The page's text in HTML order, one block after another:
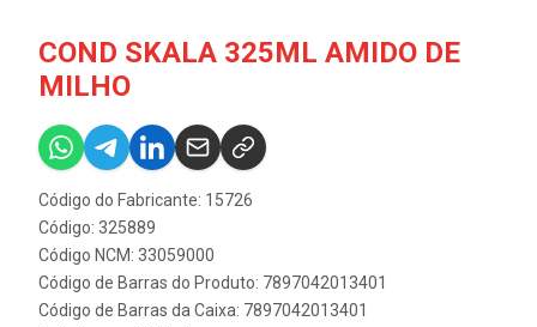
COND SKALA 325ML AMIDO DE
MILHO
Código do Fabricante: 15726
Código: 325889
Código NCM: 33059000
Código de Barras do Produto: 7897042013401
Código de Barras da Caixa: 7897042013401